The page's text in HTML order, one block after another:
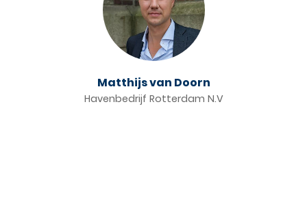
Matthijs van Doorn
Havenbedrijf Rotterdam N.V